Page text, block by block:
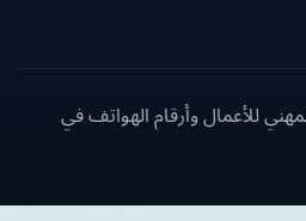
للأعمال وأرقام الهواتف في